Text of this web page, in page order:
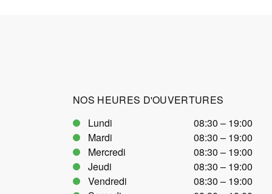
NOS HEURES D'OUVERTURES
Lundi
08:30 – 19:00
Mardi
08:30 – 19:00
Mercredi
08:30 – 19:00
Jeudi
08:30 – 19:00
Vendredi
08:30 – 19:00